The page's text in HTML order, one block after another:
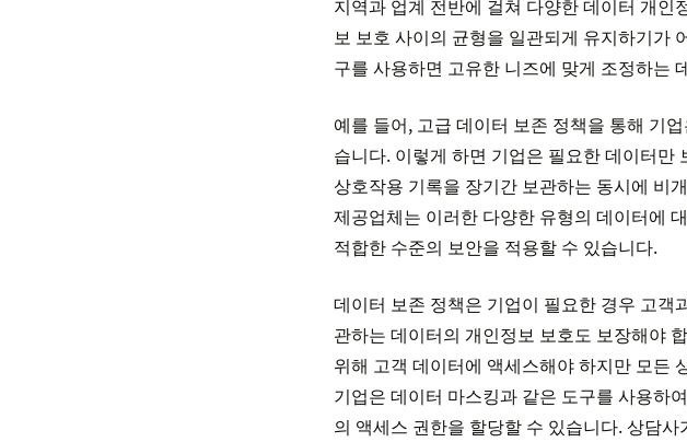
지역과 업계 전반에 걸쳐 다양한 데이터 개
보 보호 사이의 균형을 일관되게 유지하기가
구를 사용하면 고유한 니즈에 맞게 조정하는
예를 들어, 고급 데이터 보존 정책을 통해 기
습니다. 이렇게 하면 기업은 필요한 데이터만
상호작용 기록을 장기간 보관하는 동시에 비
제공업체는 이러한 다양한 유형의 데이터에
적합한 수준의 보안을 적용할 수 있습니다.
데이터 보존 정책은 기업이 필요한 경우 고객
관하는 데이터의 개인정보 보호도 보장해야
위해 고객 데이터에 액세스해야 하지만 모든
기업은 데이터 마스킹과 같은 도구를 사용하
의 액세스 권한을 할당할 수 있습니다. 상담